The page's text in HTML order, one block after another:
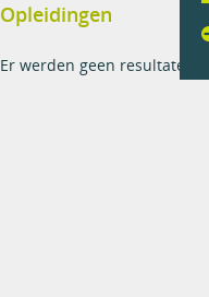
Opleidingen
Er werden geen resultaten